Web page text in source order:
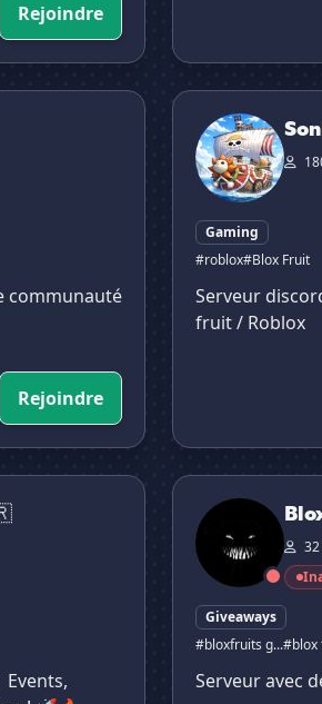
Rejoindre
communauté
Rejoindre
Sonix's fruits
Gaming
#roblox#Blox Fruit
Serveur
fruit / Roblox
BloxSHOP
Giveaways
#bloxfruits g...#blox
Serveur avec